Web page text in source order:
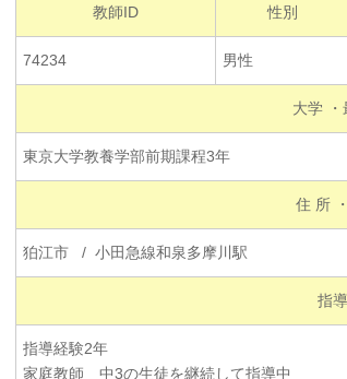
教師ID 性別
74234 男性
大学 ・
東京大学教養学部前期課程3年
住 所
狛江市 / 小田急線和泉多摩川駅
指
指導経験2年
家庭教師 中3の生徒を継続して指導中